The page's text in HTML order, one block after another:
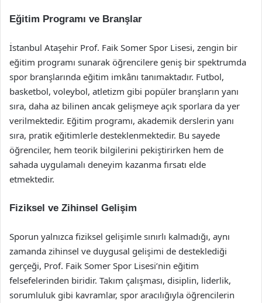
Eğitim Programı ve Branşlar
İstanbul Ataşehir Prof. Faik Somer Spor Lisesi, zengin bir
eğitim programı sunarak öğrencilere geniş bir spektrumda
spor branşlarında eğitim imkânı tanımaktadır. Futbol,
basketbol, voleybol, atletizm gibi popüler branşların yanı
sıra, daha az bilinen ancak gelişmeye açık sporlara da yer
verilmektedir. Eğitim programı, akademik derslerin yanı
sıra, pratik eğitimlerle desteklenmektedir. Bu sayede
öğrenciler, hem teorik bilgilerini pekiştirirken hem de
sahada uygulamalı deneyim kazanma fırsatı elde
etmektedir.
Fiziksel ve Zihinsel Gelişim
Sporun yalnızca fiziksel gelişimle sınırlı kalmadığı, aynı
zamanda zihinsel ve duygusal gelişimi de desteklediği
gerçeği, Prof. Faik Somer Spor Lisesi’nin eğitim
felsefelerinden biridir. Takım çalışması, disiplin, liderlik,
sorumluluk gibi kavramlar, spor aracılığıyla öğrencilerin